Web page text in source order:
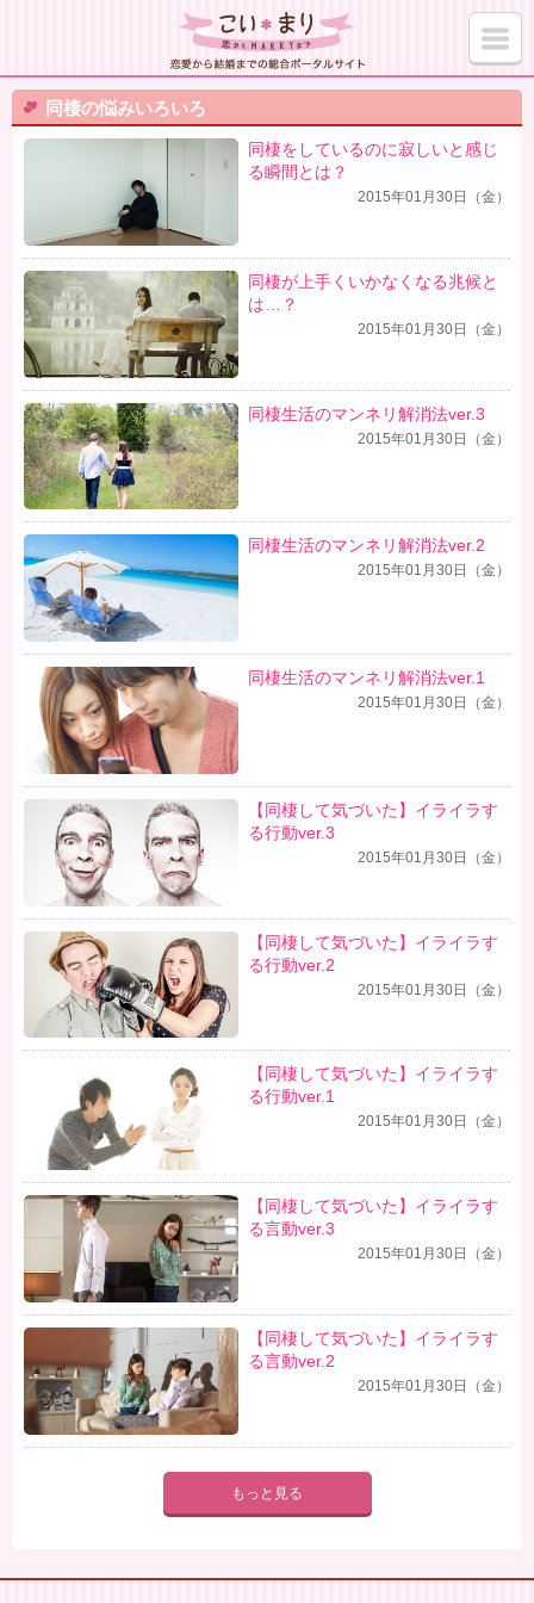
同棲の悩みいろいろ
同棲をしているのに寂しいと感じ
る瞬間とは？
2015年01月30日（金）
同棲が上手くいかなくなる兆候と
は…？
2015年01月30日（金）
同棲生活のマンネリ解消法ver.3
2015年01月30日（金）
同棲生活のマンネリ解消法ver.2
2015年01月30日（金）
同棲生活のマンネリ解消法ver.1
2015年01月30日（金）
【同棲して気づいた】イライラす
る行動ver.3
2015年01月30日（金）
【同棲して気づいた】イライラす
る行動ver.2
2015年01月30日（金）
【同棲して気づいた】イライラす
る行動ver.1
2015年01月30日（金）
【同棲して気づいた】イライラす
る言動ver.3
2015年01月30日（金）
【同棲して気づいた】イライラす
る言動ver.2
2015年01月30日（金）
もっと見る